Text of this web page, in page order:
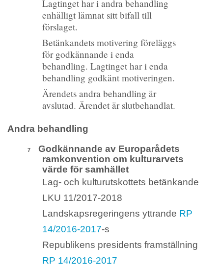
Lagtinget har i andra behandling
enhälligt lämnat sitt bifall till
förslaget.
Betänkandets motivering föreläggs
för godkännande i enda
behandling. Lagtinget har i enda
behandling godkänt motiveringen.
Ärendets andra behandling är
avslutad. Ärendet är slutbehandlat.
Andra behandling
7
Godkännande av Europarådets
ramkonvention om kulturarvets
värde för samhället
Lag- och kulturutskottets betänkande
LKU 11/2017-2018
Landskapsregeringens yttrande RP
14/2016-2017-s
Republikens presidents framställning
RP 14/2016-2017